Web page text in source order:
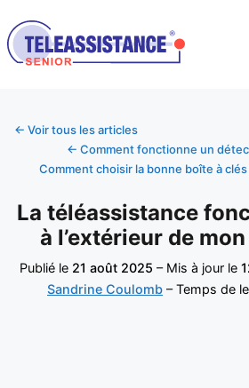
← Voir tous les articles
← Comment fonctionne un
Comment choisir la bonne boîte à
La téléassistance
à l’extérieur de
Publié le 21 août 2025 – Mis à jour le
Sandrine Coulomb – Temps de